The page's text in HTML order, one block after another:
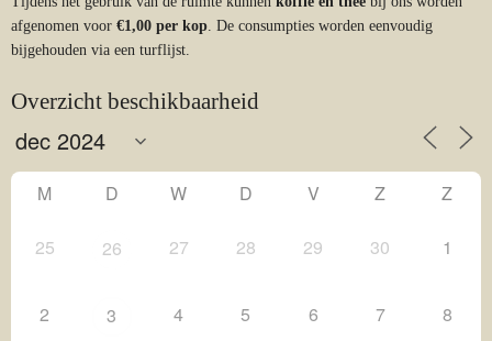
afgenomen voor €1,00 per kop. De consumpties worden eenvoudig
bijgehouden via een turflijst.
Overzicht beschikbaarheid
M D W D V Z Z
25 26 27 28 29 30 1
2 3 4 5 6 7 8